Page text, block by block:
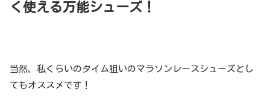
く使える万能シューズ！
当然、私くらいのタイム狙いのマラソンレースシューズとし
てもオススメです！